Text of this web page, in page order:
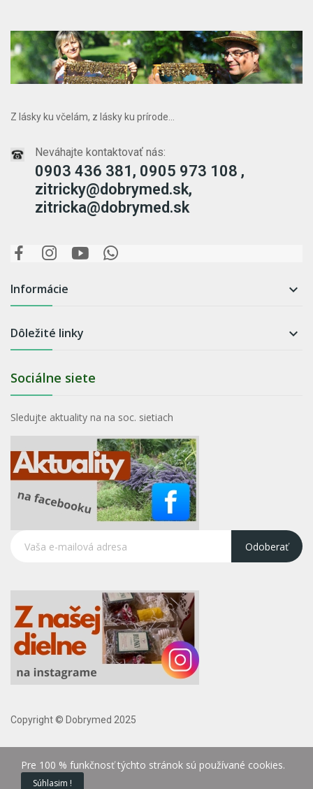
Z lásky ku včelám, z lásky ku prírode...
Neváhajte kontaktovať nás:
0903 436 381, 0905 973 108 ,
zitricky@dobrymed.sk,
zitricka@dobrymed.sk
Informácie 
Dôležité linky 
Sociálne siete
Sledujte aktuality na na soc. sietiach
Odoberať
Copyright © Dobrymed 2025
Pre 100 % funkčnosť týchto stránok sú používané cookies.
Súhlasim !